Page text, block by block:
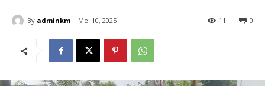
By adminkm Mei 10, 2025 0
11